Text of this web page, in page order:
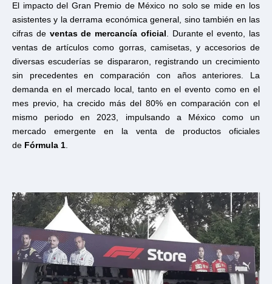
El impacto del Gran Premio de México no solo se mide en los
asistentes y la derrama económica general, sino también en las
cifras de ventas de mercancía oficial
. Durante el evento, las
ventas de artículos como gorras, camisetas, y accesorios de
diversas escuderías se dispararon, registrando un crecimiento
sin precedentes en comparación con años anteriores. La
demanda en el mercado local, tanto en el evento como en el
mes previo, ha crecido más del 80% en comparación con el
mismo periodo en 2023, impulsando a México como un
mercado emergente en la venta de productos oficiales
de Fórmula 1